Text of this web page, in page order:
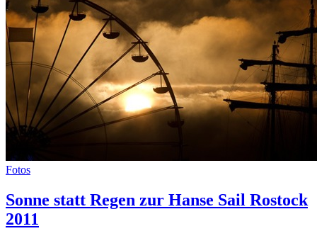
Fotos
Sonne statt Regen zur Hanse Sail Rostock
2011